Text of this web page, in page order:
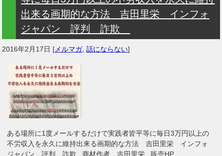
出来る画期的な方法 吉田里栄 インフォ
ジャパン 評判 詐欺
2016年2月17日 [ メルマガ,話にならない]
ある場所に1度メールするだけで実践者皆平等に毎日3万円以上の
不労収入を永久に維持出来る画期的な方法 吉田里栄 インフォ
ジャパン 評判 詐欺 商材作者 吉田里栄 販売HP